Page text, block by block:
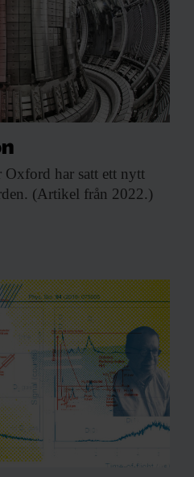
Oxford har satt ett nytt
(Artikel från 2022.)